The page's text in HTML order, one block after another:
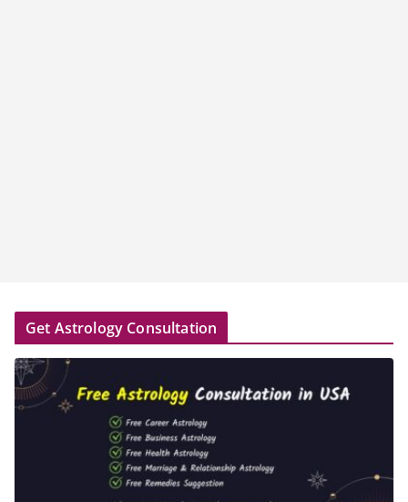
Get Astrology Consultation